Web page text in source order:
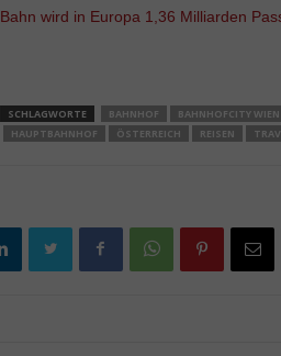
Bahn wird in Europa 1,36 Milliarden
SCHLAGWORTE BAHNHOF BAHNHOFCITY
HAUPTBAHNHOF
ÖSTERREICH REISEN